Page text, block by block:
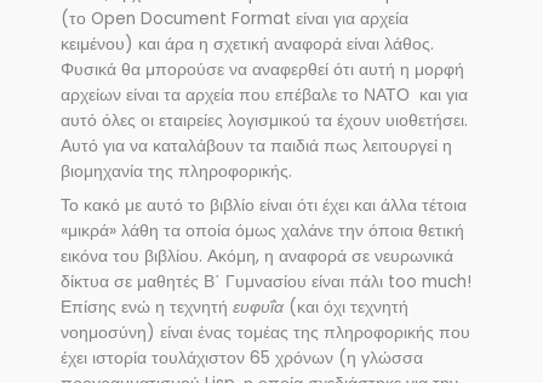
(το Open Document Format είναι για αρχεία
κειμένου) και άρα η σχετική αναφορά είναι λάθος.
Φυσικά θα μπορούσε να αναφερθεί ότι αυτή η μορφή
αρχείων είναι τα αρχεία που επέβαλε το ΝΑΤΟ και για
αυτό όλες οι εταιρείες λογισμικού τα έχουν υιοθετήσει.
Αυτό για να καταλάβουν τα παιδιά πως λειτουργεί η
βιομηχανία της πληροφορικής.
Το κακό με αυτό το βιβλίο είναι ότι έχει και άλλα τέτοια
«μικρά» λάθη τα οποία όμως χαλάνε την όποια θετική
εικόνα του βιβλίου. Ακόμη, η αναφορά σε νευρωνικά
δίκτυα σε μαθητές Β΄ Γυμνασίου είναι πάλι too much!
Επίσης ενώ η τεχνητή ευφυΐα (και όχι τεχνητή
νοημοσύνη) είναι ένας τομέας της πληροφορικής που
έχει ιστορία τουλάχιστον 65 χρόνων (η γλώσσα